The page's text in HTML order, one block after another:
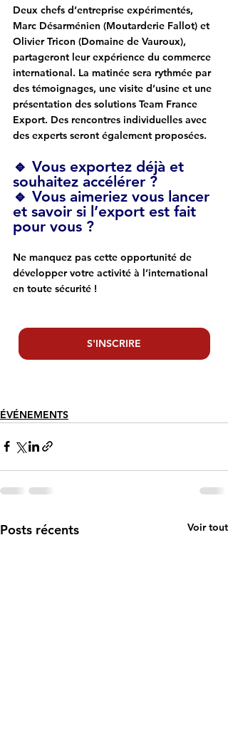
Deux chefs d’entreprise expérimentés,
Marc Désarménien (Moutarderie Fallot) et
Olivier Tricon (Domaine de Vauroux),
partageront leur expérience du commerce
international. La matinée sera rythmée par
des témoignages, une visite d’usine et une
présentation des solutions Team France
Export. Des rencontres individuelles avec
des experts seront également proposées.
🔹 Vous exportez déjà et
souhaitez accélérer ?
🔹 Vous aimeriez vous lancer
et savoir si l’export est fait
pour vous ?
Ne manquez pas cette opportunité de
développer votre activité à l’international
en toute sécurité !
S'INSCRIRE
ÉVÉNEMENTS
Posts récents Voir tout